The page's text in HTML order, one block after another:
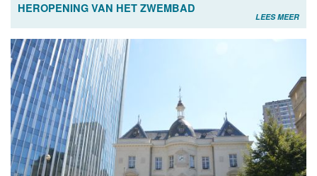
HEROPENING VAN HET ZWEMBAD
LEES MEER